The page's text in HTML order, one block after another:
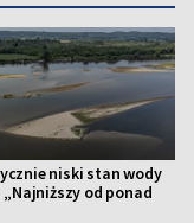
niski stan wody
„Najniższy od ponad